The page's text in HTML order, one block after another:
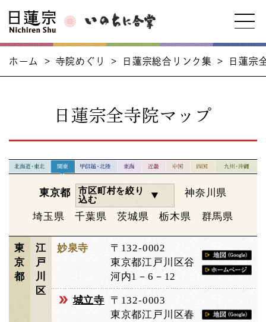
ホーム > 寺院めぐり > 日蓮宗総合リンク集 > 日蓮宗
日蓮宗全寺院マップ
東京都
市区町村を絞り
込む
神奈川県
埼玉県 千葉県 茨城県 栃木県 群馬県
東
京
都
江
戸
川
区
妙泉寺
〒132-0002
東京都江戸川区谷
河内1－6－12
城立寺
〒132-0003
東京都江戸川区春